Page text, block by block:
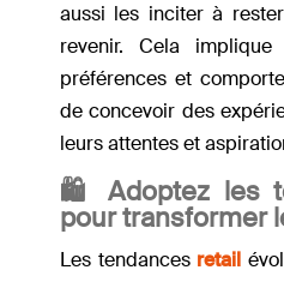
aussi les inciter à
revenir. Cela
préférences et
de concevoir des
leurs attentes et
🛍 Adoptez les
pour transformer
Les tendances retail